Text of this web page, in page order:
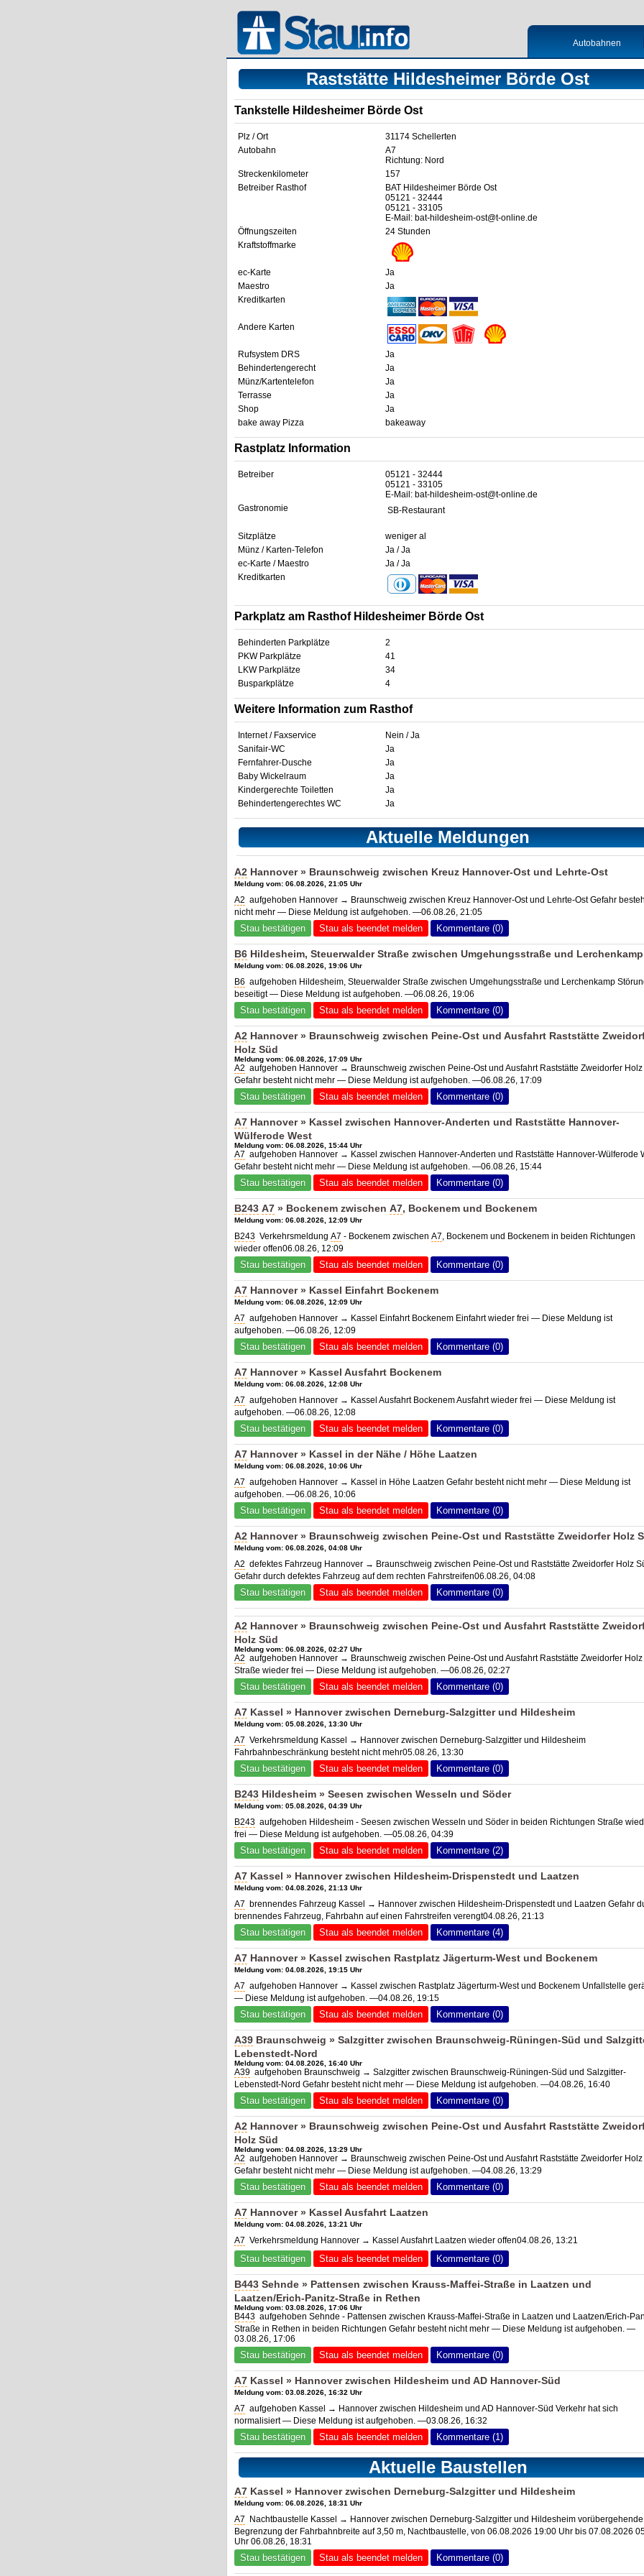
Autobahnen
Raststätte Hildesheimer Börde Ost
Tankstelle Hildesheimer Börde Ost
Plz / Ort
31174 Schellerten
Autobahn
A7
Richtung: Nord
Streckenkilometer
157
Betreiber Rasthof
BAT Hildesheimer Börde Ost
05121 - 32444
05121 - 33105
E-Mail: bat-hildesheim-ost@t-online.de
Öffnungszeiten
24 Stunden
Kraftstoffmarke
ec-Karte
Ja
Maestro
Ja
Kreditkarten
Andere Karten
Rufsystem DRS
Ja
Behindertengerecht
Ja
Münz/Kartentelefon
Ja
Terrasse
Ja
Shop
Ja
bake away Pizza
bakeaway
Rastplatz Information
Betreiber
05121 - 32444
05121 - 33105
E-Mail: bat-hildesheim-ost@t-online.de
Gastronomie
SB-Restaurant
Sitzplätze
weniger al
Münz / Karten-Telefon
Ja / Ja
ec-Karte / Maestro
Ja / Ja
Kreditkarten
Parkplatz am Rasthof Hildesheimer Börde Ost
Behinderten Parkplätze
2
PKW Parkplätze
41
LKW Parkplätze
34
Busparkplätze
4
Weitere Information zum Rasthof
Internet / Faxservice
Nein / Ja
Sanifair-WC
Ja
Fernfahrer-Dusche
Ja
Baby Wickelraum
Ja
Kindergerechte Toiletten
Ja
Behindertengerechtes WC
Ja
Aktuelle Meldungen
A2 Hannover » Braunschweig zwischen Kreuz Hannover-Ost und Lehrte-Ost
Meldung vom: 06.08.2026, 21:05 Uhr
A2 aufgehoben Hannover → Braunschweig zwischen Kreuz Hannover-Ost und Lehrte-Ost Gefahr
nicht mehr — Diese Meldung ist aufgehoben. —06.08.26, 21:05
Stau bestätigen Stau als beendet melden Kommentare (0)
B6 Hildesheim, Steuerwalder Straße zwischen Umgehungsstraße und Lerchenkamp
Meldung vom: 06.08.2026, 19:06 Uhr
B6 aufgehoben Hildesheim, Steuerwalder Straße zwischen Umgehungsstraße und Lerchenkamp
beseitigt — Diese Meldung ist aufgehoben. —06.08.26, 19:06
Stau bestätigen Stau als beendet melden Kommentare (0)
A2 Hannover » Braunschweig zwischen Peine-Ost und Ausfahrt Raststätte
Holz Süd
Meldung vom: 06.08.2026, 17:09 Uhr
A2 aufgehoben Hannover → Braunschweig zwischen Peine-Ost und Ausfahrt Raststätte Zweidorfer
Gefahr besteht nicht mehr — Diese Meldung ist aufgehoben. —06.08.26, 17:09
Stau bestätigen Stau als beendet melden Kommentare (0)
A7 Hannover » Kassel zwischen Hannover-Anderten und Raststätte Hannover-
Wülferode West
Meldung vom: 06.08.2026, 15:44 Uhr
A7 aufgehoben Hannover → Kassel zwischen Hannover-Anderten und Raststätte Hannover-Wülferode
Gefahr besteht nicht mehr — Diese Meldung ist aufgehoben. —06.08.26, 15:44
Stau bestätigen Stau als beendet melden Kommentare (0)
B243 A7 » Bockenem zwischen A7, Bockenem und Bockenem
Meldung vom: 06.08.2026, 12:09 Uhr
B243 Verkehrsmeldung A7 - Bockenem zwischen A7, Bockenem und Bockenem in beiden Richtungen
wieder offen06.08.26, 12:09
Stau bestätigen Stau als beendet melden Kommentare (0)
A7 Hannover » Kassel Einfahrt Bockenem
Meldung vom: 06.08.2026, 12:09 Uhr
A7 aufgehoben Hannover → Kassel Einfahrt Bockenem Einfahrt wieder frei — Diese Meldung ist
aufgehoben. —06.08.26, 12:09
Stau bestätigen Stau als beendet melden Kommentare (0)
A7 Hannover » Kassel Ausfahrt Bockenem
Meldung vom: 06.08.2026, 12:08 Uhr
A7 aufgehoben Hannover → Kassel Ausfahrt Bockenem Ausfahrt wieder frei — Diese Meldung ist
aufgehoben. —06.08.26, 12:08
Stau bestätigen Stau als beendet melden Kommentare (0)
A7 Hannover » Kassel in der Nähe / Höhe Laatzen
Meldung vom: 06.08.2026, 10:06 Uhr
A7 aufgehoben Hannover → Kassel in Höhe Laatzen Gefahr besteht nicht mehr — Diese Meldung ist
aufgehoben. —06.08.26, 10:06
Stau bestätigen Stau als beendet melden Kommentare (0)
A2 Hannover » Braunschweig zwischen Peine-Ost und Raststätte Zweidorfer Holz
Meldung vom: 06.08.2026, 04:08 Uhr
A2 defektes Fahrzeug Hannover → Braunschweig zwischen Peine-Ost und Raststätte Zweidorfer Holz
Gefahr durch defektes Fahrzeug auf dem rechten Fahrstreifen06.08.26, 04:08
Stau bestätigen Stau als beendet melden Kommentare (0)
A2 Hannover » Braunschweig zwischen Peine-Ost und Ausfahrt Raststätte
Holz Süd
Meldung vom: 06.08.2026, 02:27 Uhr
A2 aufgehoben Hannover → Braunschweig zwischen Peine-Ost und Ausfahrt Raststätte Zweidorfer
Straße wieder frei — Diese Meldung ist aufgehoben. —06.08.26, 02:27
Stau bestätigen Stau als beendet melden Kommentare (0)
A7 Kassel » Hannover zwischen Derneburg-Salzgitter und Hildesheim
Meldung vom: 05.08.2026, 13:30 Uhr
A7 Verkehrsmeldung Kassel → Hannover zwischen Derneburg-Salzgitter und Hildesheim
Fahrbahnbeschränkung besteht nicht mehr05.08.26, 13:30
Stau bestätigen Stau als beendet melden Kommentare (0)
B243 Hildesheim » Seesen zwischen Wesseln und Söder
Meldung vom: 05.08.2026, 04:39 Uhr
B243 aufgehoben Hildesheim - Seesen zwischen Wesseln und Söder in beiden Richtungen Straße
frei — Diese Meldung ist aufgehoben. —05.08.26, 04:39
Stau bestätigen Stau als beendet melden Kommentare (2)
A7 Kassel » Hannover zwischen Hildesheim-Drispenstedt und Laatzen
Meldung vom: 04.08.2026, 21:13 Uhr
A7 brennendes Fahrzeug Kassel → Hannover zwischen Hildesheim-Drispenstedt und Laatzen Gefahr
brennendes Fahrzeug, Fahrbahn auf einen Fahrstreifen verengt04.08.26, 21:13
Stau bestätigen Stau als beendet melden Kommentare (4)
A7 Hannover » Kassel zwischen Rastplatz Jägerturm-West und Bockenem
Meldung vom: 04.08.2026, 19:15 Uhr
A7 aufgehoben Hannover → Kassel zwischen Rastplatz Jägerturm-West und Bockenem Unfallstelle
— Diese Meldung ist aufgehoben. —04.08.26, 19:15
Stau bestätigen Stau als beendet melden Kommentare (0)
A39 Braunschweig » Salzgitter zwischen Braunschweig-Rüningen-Süd und
Lebenstedt-Nord
Meldung vom: 04.08.2026, 16:40 Uhr
A39 aufgehoben Braunschweig → Salzgitter zwischen Braunschweig-Rüningen-Süd und Salzgitter-
Lebenstedt-Nord Gefahr besteht nicht mehr — Diese Meldung ist aufgehoben. —04.08.26, 16:40
Stau bestätigen Stau als beendet melden Kommentare (0)
A2 Hannover » Braunschweig zwischen Peine-Ost und Ausfahrt Raststätte
Holz Süd
Meldung vom: 04.08.2026, 13:29 Uhr
A2 aufgehoben Hannover → Braunschweig zwischen Peine-Ost und Ausfahrt Raststätte Zweidorfer
Gefahr besteht nicht mehr — Diese Meldung ist aufgehoben. —04.08.26, 13:29
Stau bestätigen Stau als beendet melden Kommentare (0)
A7 Hannover » Kassel Ausfahrt Laatzen
Meldung vom: 04.08.2026, 13:21 Uhr
A7 Verkehrsmeldung Hannover → Kassel Ausfahrt Laatzen wieder offen04.08.26, 13:21
Stau bestätigen Stau als beendet melden Kommentare (0)
B443 Sehnde » Pattensen zwischen Krauss-Maffei-Straße in Laatzen und
Laatzen/Erich-Panitz-Straße in Rethen
Meldung vom: 03.08.2026, 17:06 Uhr
B443 aufgehoben Sehnde - Pattensen zwischen Krauss-Maffei-Straße in Laatzen und Laatzen/Erich-
Straße in Rethen in beiden Richtungen Gefahr besteht nicht mehr — Diese Meldung ist aufgehoben. —
03.08.26, 17:06
Stau bestätigen Stau als beendet melden Kommentare (0)
A7 Kassel » Hannover zwischen Hildesheim und AD Hannover-Süd
Meldung vom: 03.08.2026, 16:32 Uhr
A7 aufgehoben Kassel → Hannover zwischen Hildesheim und AD Hannover-Süd Verkehr hat sich
normalisiert — Diese Meldung ist aufgehoben. —03.08.26, 16:32
Stau bestätigen Stau als beendet melden Kommentare (1)
Aktuelle Baustellen
A7 Kassel » Hannover zwischen Derneburg-Salzgitter und Hildesheim
Meldung vom: 06.08.2026, 18:31 Uhr
A7 Nachtbaustelle Kassel → Hannover zwischen Derneburg-Salzgitter und Hildesheim vorübergehende
Begrenzung der Fahrbahnbreite auf 3,50 m, Nachtbaustelle, von 06.08.2026 19:00 Uhr bis 07.08.2026
Uhr 06.08.26, 18:31
Stau bestätigen Stau als beendet melden Kommentare (0)